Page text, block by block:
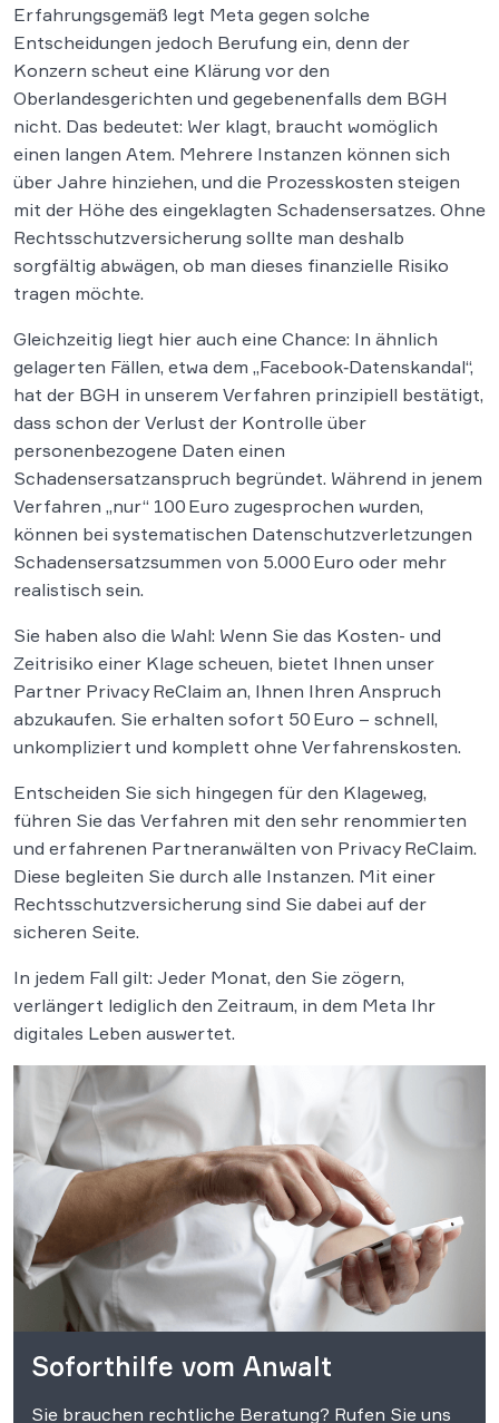
Erfahrungsgemäß legt Meta gegen solche
Entscheidungen jedoch Berufung ein, denn der
Konzern scheut eine Klärung vor den
Oberlandesgerichten und gegebenenfalls dem BGH
nicht. Das bedeutet: Wer klagt, braucht womöglich
einen langen Atem. Mehrere Instanzen können sich
über Jahre hinziehen, und die Prozesskosten steigen
mit der Höhe des eingeklagten Schadensersatzes. Ohne
Rechtsschutzversicherung sollte man deshalb
sorgfältig abwägen, ob man dieses finanzielle Risiko
tragen möchte.
Gleichzeitig liegt hier auch eine Chance: In ähnlich
gelagerten Fällen, etwa dem „Facebook‑Datenskandal“,
hat der BGH in unserem Verfahren prinzipiell bestätigt,
dass schon der Verlust der Kontrolle über
personenbezogene Daten einen
Schadensersatzanspruch begründet. Während in jenem
Verfahren „nur“ 100 Euro zugesprochen wurden,
können bei systematischen Datenschutzverletzungen
Schadensersatzsummen von 5.000 Euro oder mehr
realistisch sein.
Sie haben also die Wahl: Wenn Sie das Kosten- und
Zeitrisiko einer Klage scheuen, bietet Ihnen unser
Partner Privacy ReClaim an, Ihnen Ihren Anspruch
abzukaufen. Sie erhalten sofort 50 Euro – schnell,
unkompliziert und komplett ohne Verfahrenskosten.
Entscheiden Sie sich hingegen für den Klageweg,
führen Sie das Verfahren mit den sehr renommierten
und erfahrenen Partneranwälten von Privacy ReClaim.
Diese begleiten Sie durch alle Instanzen. Mit einer
Rechtsschutzversicherung sind Sie dabei auf der
sicheren Seite.
In jedem Fall gilt: Jeder Monat, den Sie zögern,
verlängert lediglich den Zeitraum, in dem Meta Ihr
digitales Leben auswertet.
Soforthilfe vom Anwalt
Sie brauchen rechtliche Beratung? Rufen Sie uns